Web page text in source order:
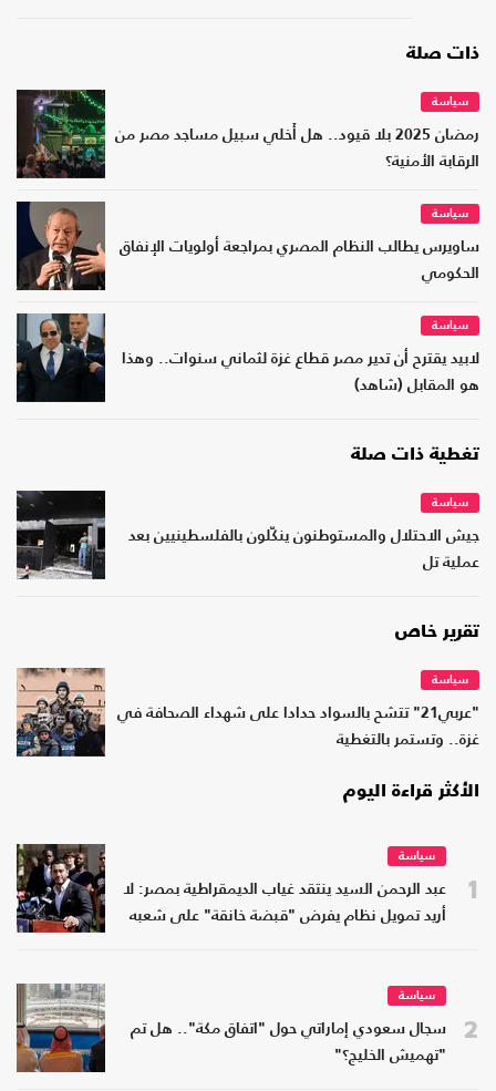
ذات صلة
سياسة
رمضان 2025 بلا قيود.. هل أُخلي سبيل مساجد مصر من
الرقابة الأمنية؟
سياسة
ساويرس يطالب النظام المصري بمراجعة أولويات الإنفاق
الحكومي
سياسة
لابيد يقترح أن تدير مصر قطاع غزة لثماني سنوات.. وهذا
هو المقابل (شاهد)
تغطية ذات صلة
سياسة
جيش الاحتلال والمستوطنون ينكّلون بالفلسطينيين بعد
عملية تل
تقرير خاص
سياسة
"عربي21" تتشح بالسواد حدادا على شهداء الصحافة في
غزة.. وتستمر بالتغطية
الأكثر قراءة اليوم
1
سياسة
عبد الرحمن السيد ينتقد غياب الديمقراطية بمصر: لا
أريد تمويل نظام يفرض "قبضة خانقة" على شعبه
2
سياسة
سجال سعودي إماراتي حول "اتفاق مكة".. هل تم
"تهميش الخليج؟"